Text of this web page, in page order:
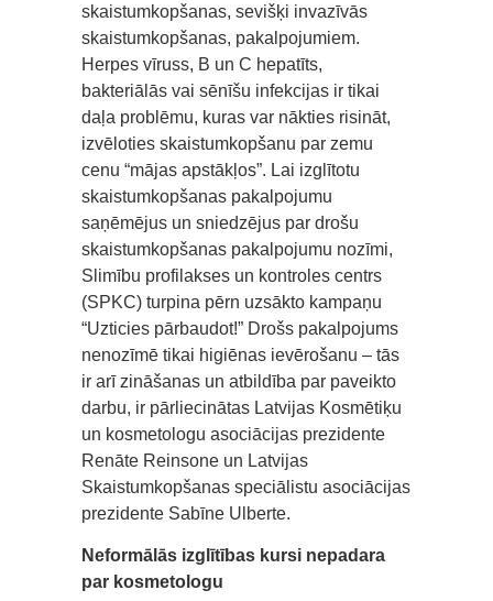
skaistumkopšanas, sevišķi invazīvās
skaistumkopšanas, pakalpojumiem.
Herpes vīruss, B un C hepatīts,
bakteriālās vai sēnīšu infekcijas ir tikai
daļa problēmu, kuras var nākties risināt,
izvēloties skaistumkopšanu par zemu
cenu “mājas apstākļos”. Lai izglītotu
skaistumkopšanas pakalpojumu
saņēmējus un sniedzējus par drošu
skaistumkopšanas pakalpojumu nozīmi,
Slimību profilakses un kontroles centrs
(SPKC) turpina pērn uzsākto kampaņu
“Uzticies pārbaudot!” Drošs pakalpojums
nenozīmē tikai higiēnas ievērošanu – tās
ir arī zināšanas un atbildība par paveikto
darbu, ir pārliecinātas Latvijas Kosmētiķu
un kosmetologu asociācijas prezidente
Renāte Reinsone un Latvijas
Skaistumkopšanas speciālistu asociācijas
prezidente Sabīne Ulberte.
Neformālās izglītības kursi nepadara
par kosmetologu